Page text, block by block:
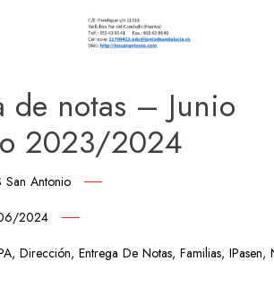
de notas – Junio
2023/2024
San Antonio
2024
,Dirección,Entrega De Notas,Familias,IPasen,